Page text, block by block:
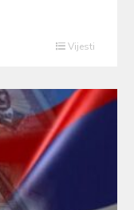
Vijesti